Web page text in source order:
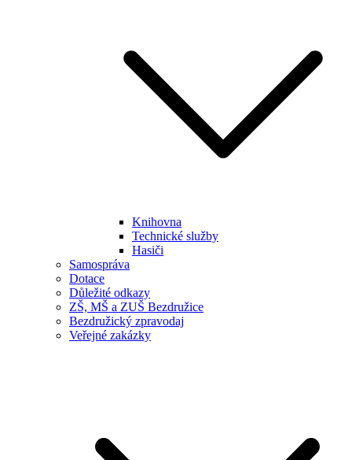
Knihovna
Technické služby
Hasiči
Samospráva
Dotace
Důležité odkazy
ZŠ, MŠ a ZUŠ Bezdružice
Bezdružický zpravodaj
Veřejné zakázky